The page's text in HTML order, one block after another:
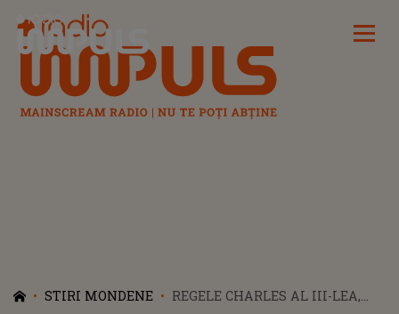
Radio Impuls
STIRI MONDENE
REGELE CHARLES AL III-LEA,